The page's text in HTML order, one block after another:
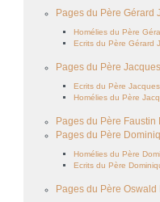
Pages du Père Gérard
Homélies du Père
Ecrits du Père Gérard
Pages du Père
Ecrits du Père
Homélies du Père
Pages du Père Faustin
Pages du Père
Homélies du Père
Ecrits du Père
Pages du Père